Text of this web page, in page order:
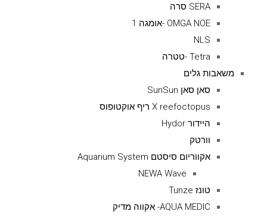
SERA סרה
OMGA NOE -אומגה 1
NLS
Tetra -טטרה
משאבות גלים
סאן סאן SunSun
X reefoctopus ריף אוקטופוס
היידור Hydor
וורטק
אקווריום סיסטם Aquarium System
NEWA Wave
טונז Tunze
AQUA MEDIC- אקווה מדיק